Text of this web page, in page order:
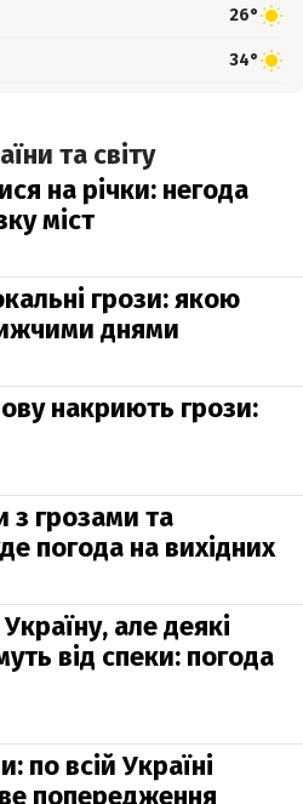
26°
34°
та світу
на річки: негода
міст
грози: якою
днями
накриють грози:
з грозами та
погода на вихідних
але деякі
від спеки: погода
по всій Україні
попередження